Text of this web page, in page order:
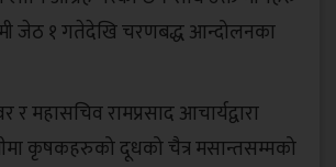
जेठ १ गतेदेखि चरणबद्ध आन्दोलनका
महासचिव रामप्रसाद आचार्यद्वारा
कृषकहरुको दूधको चैत्र मसान्तसम्मको